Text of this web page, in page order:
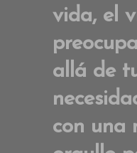
vida, el
allá de
con una